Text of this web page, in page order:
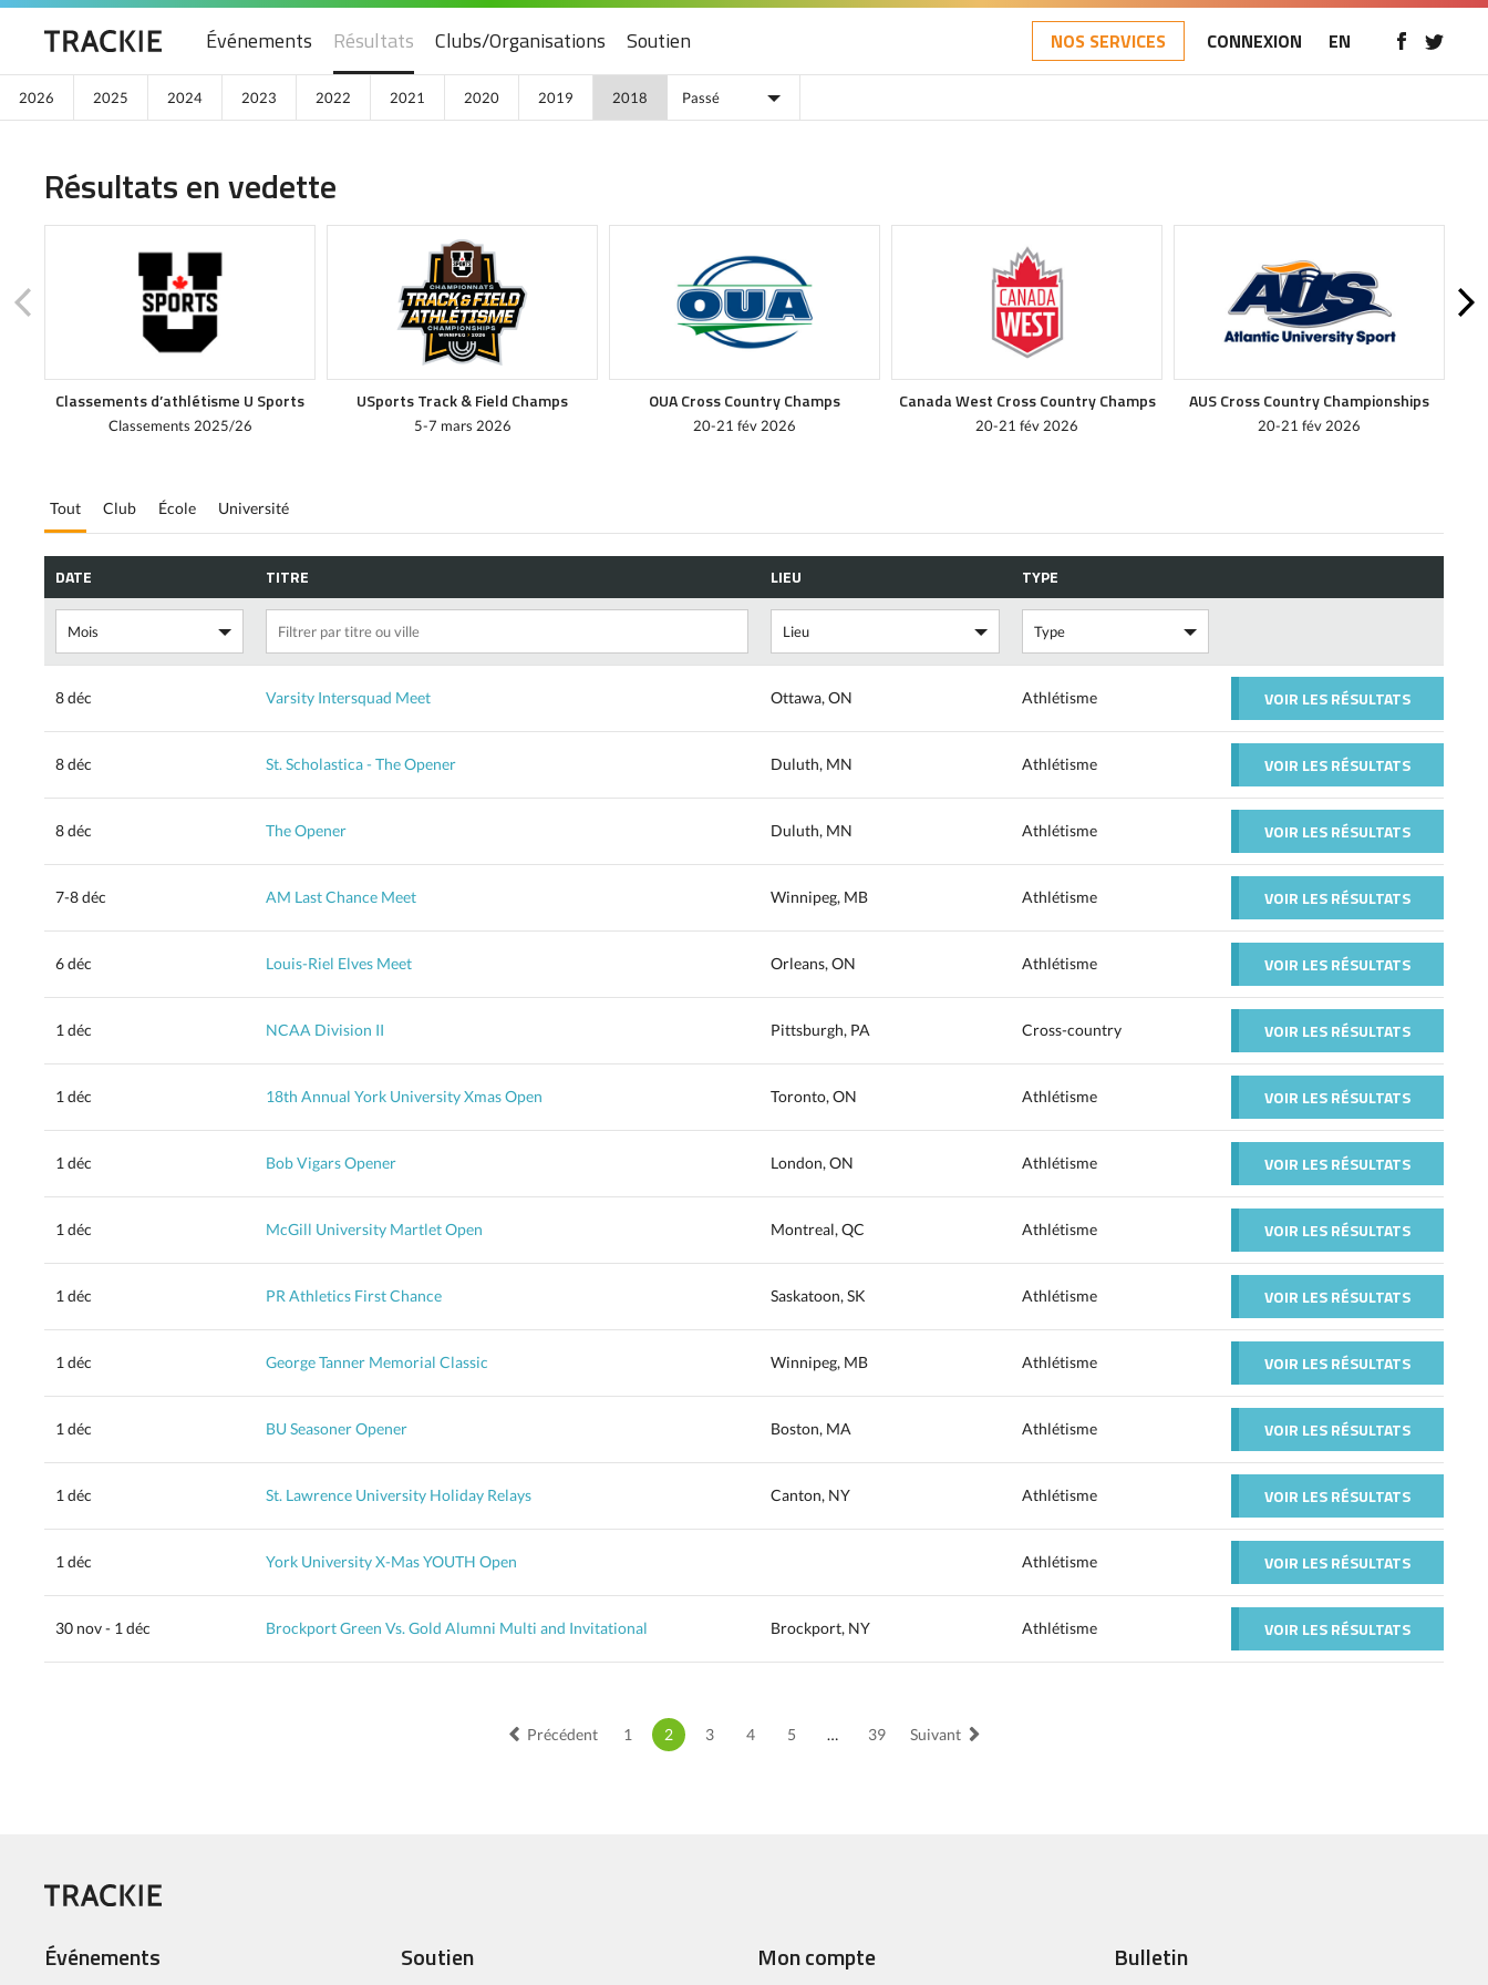
Événements Résultats Clubs/Organisations Soutien NOS SERVICES CONNEXION EN
2026 2025 2024 2023 2022 2021 2020 2019 2018
Résultats en vedette
Classements d’athlétisme U Sports
Classements 2025/26
USports Track & Field Champs
5-7 mars 2026
OUA Cross Country Champs
20-21 fév 2026
Canada West Cross Country Champs
20-21 fév 2026
AUS Cross Country Championships
20-21 fév 2026
Tout Club École Université
DATE TITRE LIEU TYPE
8 déc Varsity Intersquad Meet Ottawa, ON Athlétisme VOIR LES RÉSULTATS
8 déc St. Scholastica - The Opener Duluth, MN Athlétisme VOIR LES RÉSULTATS
8 déc The Opener Duluth, MN Athlétisme VOIR LES RÉSULTATS
7-8 déc AM Last Chance Meet Winnipeg, MB Athlétisme VOIR LES RÉSULTATS
6 déc Louis-Riel Elves Meet Orleans, ON Athlétisme VOIR LES RÉSULTATS
1 déc NCAA Division II Pittsburgh, PA Cross-country VOIR LES RÉSULTATS
1 déc 18th Annual York University Xmas Open Toronto, ON Athlétisme VOIR LES RÉSULTATS
1 déc Bob Vigars Opener London, ON Athlétisme VOIR LES RÉSULTATS
1 déc McGill University Martlet Open Montreal, QC Athlétisme VOIR LES RÉSULTATS
1 déc PR Athletics First Chance Saskatoon, SK Athlétisme VOIR LES RÉSULTATS
1 déc George Tanner Memorial Classic Winnipeg, MB Athlétisme VOIR LES RÉSULTATS
1 déc BU Seasoner Opener Boston, MA Athlétisme VOIR LES RÉSULTATS
1 déc St. Lawrence University Holiday Relays Canton, NY Athlétisme VOIR LES RÉSULTATS
1 déc York University X-Mas YOUTH Open Athlétisme VOIR LES RÉSULTATS
30 nov - 1 déc Brockport Green Vs. Gold Alumni Multi and Invitational Brockport, NY Athlétisme VOIR LES RÉSULTATS
Précédent 1 2 3 4 5 … 39 Suivant
Événements Soutien Mon compte Bulletin